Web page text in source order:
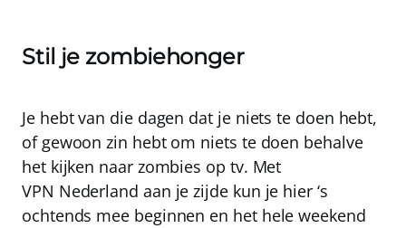
Stil je zombiehonger
Je hebt van die dagen dat je niets te doen hebt,
of gewoon zin hebt om niets te doen behalve
het kijken naar zombies op tv. Met
VPN Nederland aan je zijde kun je hier ‘s
ochtends mee beginnen en het hele weekend